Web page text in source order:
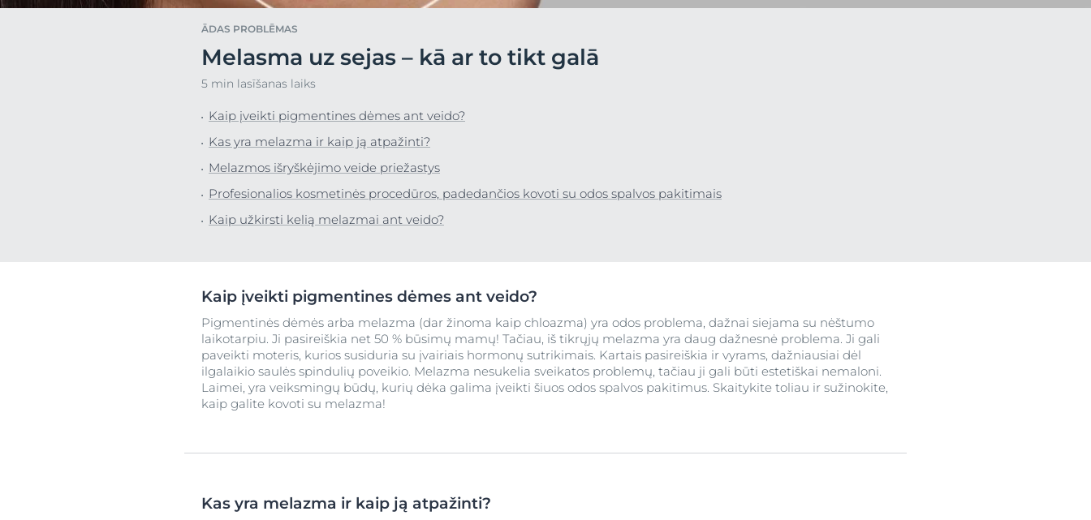
Nevienmērīga āda
Īpaši jutīga āda
Taukaina āda
Apsārtusi āda
Galvas ādas un matu
problēmas
Jutīga āda
Svīšana
DermoPure Clinical
Hyaluron izsmidzinātājs ar
ietekmi
Pirkt
ĀDAS PROBLĒMAS
Melasma uz sejas – kā ar to tikt galā
5 min lasīšanas laiks
Kaip įveikti pigmentines dėmes ant veido?
Kas yra melazma ir kaip ją atpažinti?
Melazmos išryškėjimo veide priežastys
Profesionalios kosmetinės procedūros, padedančios kovoti su odos spalvos pakitimais
Kaip užkirsti kelią melazmai ant veido?
Kaip įveikti pigmentines dėmes ant veido?
Pigmentinės dėmės arba melazma (dar žinoma kaip chloazma) yra odos problema, dažnai siejama su nėštumo
laikotarpiu. Ji pasireiškia net 50 % būsimų mamų! Tačiau, iš tikrųjų melazma yra daug dažnesnė problema. Ji gali
paveikti moteris, kurios susiduria su įvairiais hormonų sutrikimais. Kartais pasireiškia ir vyrams, dažniausiai dėl
ilgalaikio saulės spindulių poveikio. Melazma nesukelia sveikatos problemų, tačiau ji gali būti estetiškai nemaloni.
Laimei, yra veiksmingų būdų, kurių dėka galima įveikti šiuos odos spalvos pakitimus. Skaitykite toliau ir sužinokite,
kaip galite kovoti su melazma!
Kas yra melazma ir kaip ją atpažinti?